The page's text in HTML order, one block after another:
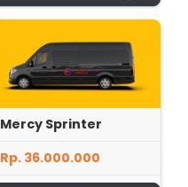
Mercy Sprinter
Rp. 36.000.000